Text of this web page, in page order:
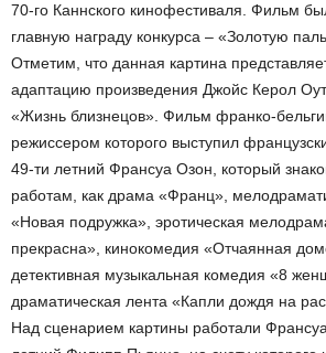
70-го Каннского кинофестиваля. Фильм
главную награду конкурса – «Золотую
Отметим, что данная картина
адаптацию произведения Джойс Керол
«Жизнь близнецов». Фильм франко-
режиссером которого выступил
49-ти летний Франсуа Озон, который
работам, как драма «Франц»,
«Новая подружка», эротическая
прекрасна», кинокомедия «Отчаянная
детективная музыкальная комедия «8
драматическая лента «Капли дождя на
Над сценарием картины работали